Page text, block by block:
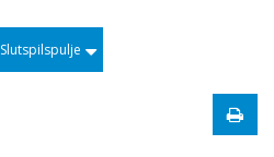
Slutspilspulje